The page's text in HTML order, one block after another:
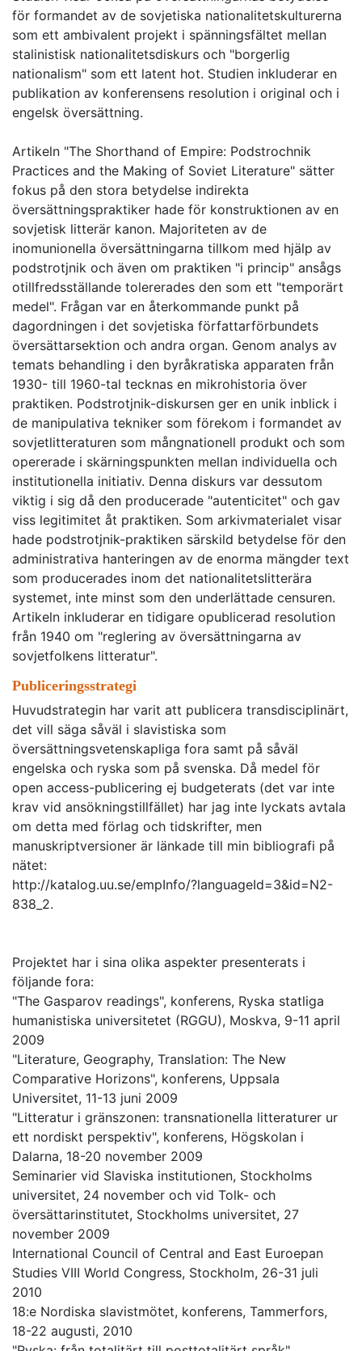
för formandet av de sovjetiska nationalitetskulturerna
som ett ambivalent projekt i spänningsfältet mellan
stalinistisk nationalitetsdiskurs och "borgerlig
nationalism" som ett latent hot. Studien inkluderar en
publikation av konferensens resolution i original och i
engelsk översättning.
Artikeln "The Shorthand of Empire: Podstrochnik
Practices and the Making of Soviet Literature" sätter
fokus på den stora betydelse indirekta
översättningspraktiker hade för konstruktionen av en
sovjetisk litterär kanon. Majoriteten av de
inomunionella översättningarna tillkom med hjälp av
podstrotjnik och även om praktiken "i princip" ansågs
otillfredsställande tolererades den som ett "temporärt
medel". Frågan var en återkommande punkt på
dagordningen i det sovjetiska författarförbundets
översättarsektion och andra organ. Genom analys av
temats behandling i den byråkratiska apparaten från
1930- till 1960-tal tecknas en mikrohistoria över
praktiken. Podstrotjnik-diskursen ger en unik inblick i
de manipulativa tekniker som förekom i formandet av
sovjetlitteraturen som mångnationell produkt och som
opererade i skärningspunkten mellan individuella och
institutionella initiativ. Denna diskurs var dessutom
viktig i sig då den producerade "autenticitet" och gav
viss legitimitet åt praktiken. Som arkivmaterialet visar
hade podstrotjnik-praktiken särskild betydelse för den
administrativa hanteringen av de enorma mängder text
som producerades inom det nationalitetslitterära
systemet, inte minst som den underlättade censuren.
Artikeln inkluderar en tidigare opublicerad resolution
från 1940 om "reglering av översättningarna av
sovjetfolkens litteratur".
Publiceringsstrategi
Huvudstrategin har varit att publicera transdisciplinärt,
det vill säga såväl i slavistiska som
översättningsvetenskapliga fora samt på såväl
engelska och ryska som på svenska. Då medel för
open access-publicering ej budgeterats (det var inte
krav vid ansökningstillfället) har jag inte lyckats avtala
om detta med förlag och tidskrifter, men
manuskriptversioner är länkade till min bibliografi på
nätet:
http://katalog.uu.se/empInfo/?languageId=3&id=N2-
838_2.
Projektet har i sina olika aspekter presenterats i
följande fora:
"The Gasparov readings", konferens, Ryska statliga
humanistiska universitetet (RGGU), Moskva, 9-11 april
2009
"Literature, Geography, Translation: The New
Comparative Horizons", konferens, Uppsala
Universitet, 11-13 juni 2009
"Litteratur i gränszonen: transnationella litteraturer ur
ett nordiskt perspektiv", konferens, Högskolan i
Dalarna, 18-20 november 2009
Seminarier vid Slaviska institutionen, Stockholms
universitet, 24 november och vid Tolk- och
översättarinstitutet, Stockholms universitet, 27
november 2009
International Council of Central and East Euroepan
Studies VIII World Congress, Stockholm, 26-31 juli
2010
18:e Nordiska slavistmötet, konferens, Tammerfors,
18-22 augusti, 2010